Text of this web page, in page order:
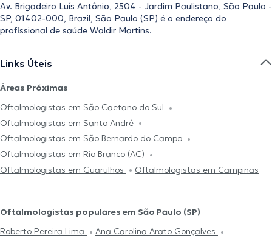
Av. Brigadeiro Luís Antônio, 2504 - Jardim Paulistano, São Paulo -
SP, 01402-000, Brazil, São Paulo (SP) é o endereço do
profissional de saúde Waldir Martins.
Links Úteis
Áreas Próximas
Oftalmologistas em São Caetano do Sul
Oftalmologistas em Santo André
Oftalmologistas em São Bernardo do Campo
Oftalmologistas em Rio Branco (AC)
Oftalmologistas em Guarulhos
Oftalmologistas em Campinas
Oftalmologistas populares em São Paulo (SP)
Roberto Pereira Lima
Ana Carolina Arato Gonçalves